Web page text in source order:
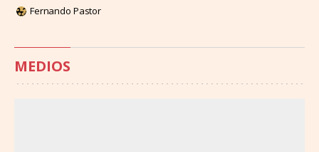
Fernando Pastor
MEDIOS